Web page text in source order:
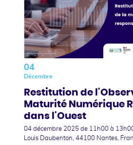
04
Décembre
Restitution de
Maturité Numérique
dans l'Ouest
04 décembre 2025 de 11h00 à
Louis Daubenton, 44100 Nantes,